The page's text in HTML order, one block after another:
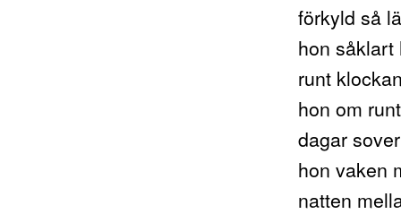
förkyld så
hon såklart
runt
hon om
dagar
hon vaken
natten